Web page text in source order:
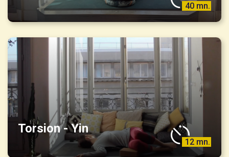
40 mn.
Torsion - Yin
12 mn.